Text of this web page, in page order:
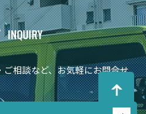
相談など、お気軽にお問合せ